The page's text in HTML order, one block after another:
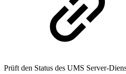
Prüft den Status des UMS Server-